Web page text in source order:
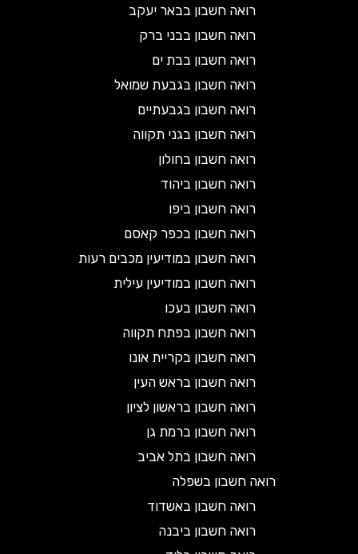
רואה חשבון בבאר יעקב
רואה חשבון בבני ברק
רואה חשבון בבת ים
רואה חשבון בגבעת שמואל
רואה חשבון בגבעתיים
רואה חשבון בגני תקווה
רואה חשבון בחולון
רואה חשבון ביהוד
רואה חשבון ביפו
רואה חשבון בכפר קאסם
רואה חשבון במודיעין מכבים רעות
רואה חשבון במודיעין עילית
רואה חשבון בעכו
רואה חשבון בפתח תקווה
רואה חשבון בקריית אונו
רואה חשבון בראש העין
רואה חשבון בראשון לציון
רואה חשבון ברמת גן
רואה חשבון בתל אביב
רואה חשבון בשפלה
רואה חשבון באשדוד
רואה חשבון ביבנה